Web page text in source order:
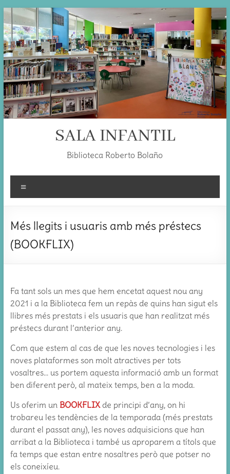
Skip
to
content
SALA INFANTIL
Biblioteca Roberto Bolaño
Més llegits i usuaris amb més préstecs
(BOOKFLIX)
Fa tant sols un mes que hem encetat aquest nou any
2021 i a la Biblioteca fem un repàs de quins han sigut els
llibres més prestats i els usuaris que han realitzat més
préstecs durant l’anterior any.
Com que estem al cas de que les noves tecnologies i les
noves plataformes son molt atractives per tots
vosaltres… us portem aquesta informació amb un format
ben diferent però, al mateix temps, ben a la moda.
Us oferim un BOOKFLIXde principi d’any, on hi
trobareu les tendències de la temporada (més prestats
durant el passat any), les noves adquisicions que han
arribat a la Biblioteca i també us aproparem a títols que
fa temps que estan entre nosaltres però que potser no
els coneixíeu.